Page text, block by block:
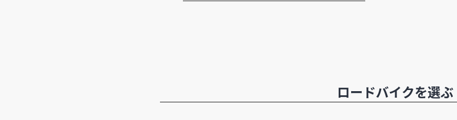
ロードバイクを選ぶ